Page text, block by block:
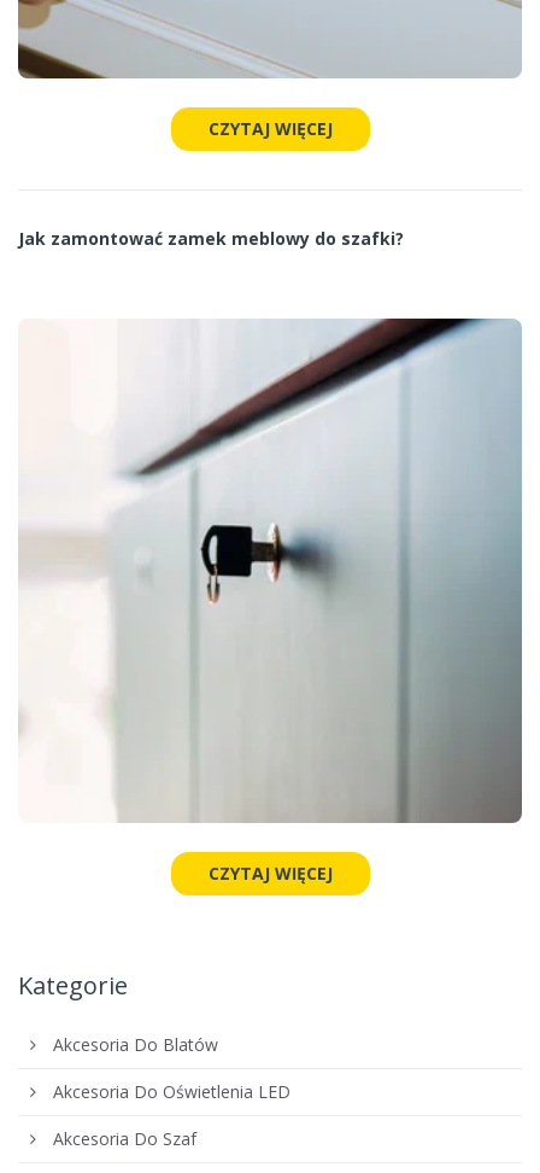
CZYTAJ WIĘCEJ
Jak zamontować zamek meblowy do szafki?
CZYTAJ WIĘCEJ
Kategorie
Akcesoria Do Blatów
Akcesoria Do Oświetlenia LED
Akcesoria Do Szaf